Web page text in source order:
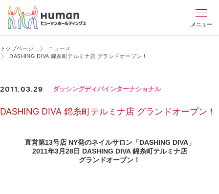
メニュー
トップページ
ニュース
DASHING DIVA 錦糸町テルミナ店 グランドオープン！
2011.03.29 ダッシングディバインターナショナル
DASHING DIVA 錦糸町テルミナ店 グランドオープン！
直営第13号店 NY発のネイルサロン「DASHING DIVA」
2011年3月28日 DASHING DIVA 錦糸町テルミナ店
グランドオープン！